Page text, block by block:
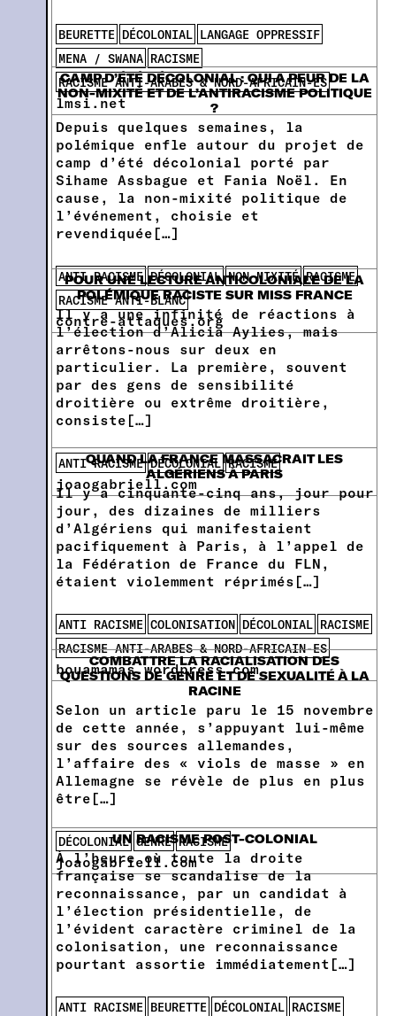
BEURETTE DÉCOLONIAL LANGAGE OPPRESSIF
MENA / SWANA RACISME
RACISME ANTI-ARABES & NORD-AFRICAIN-ES
lmsi.net
CAMP D’ÉTÉ DÉCOLONIAL : QUI A PEUR DE LA
NON-MIXITÉ ET DE L’ANTIRACISME POLITIQUE
?
Depuis quelques semaines, la
polémique enfle autour du projet de
camp d’été décolonial porté par
Sihame Assbague et Fania Noël. En
cause, la non-mixité politique de
l’événement, choisie et
revendiquée[…]
ANTI RACISME DÉCOLONIAL NON MIXITÉ RACISME
RACISME ANTI-BLANC
contre-attaques.org
POUR UNE LECTURE ANTICOLONIALE DE LA
POLÉMIQUE RACISTE SUR MISS FRANCE
Il y a une infinité de réactions à
l’élection d’Alicia Aylies, mais
arrêtons-nous sur deux en
particulier. La première, souvent
par des gens de sensibilité
droitière ou extrême droitière,
consiste[…]
ANTI RACISME DÉCOLONIAL RACISME
joaogabriell.com
QUAND LA FRANCE MASSACRAIT LES
ALGÉRIENS À PARIS
Il y a cinquante-cinq ans, jour pour
jour, des dizaines de milliers
d’Algériens qui manifestaient
pacifiquement à Paris, à l’appel de
la Fédération de France du FLN,
étaient violemment réprimés[…]
ANTI RACISME COLONISATION DÉCOLONIAL RACISME
RACISME ANTI-ARABES & NORD-AFRICAIN-ES
bouamamas.wordpress.com
COMBATTRE LA RACIALISATION DES
QUESTIONS DE GENRE ET DE SEXUALITÉ À LA
RACINE
Selon un article paru le 15 novembre
de cette année, s’appuyant lui-même
sur des sources allemandes,
l’affaire des « viols de masse » en
Allemagne se révèle de plus en plus
être[…]
DÉCOLONIAL GENRE RACISME
joaogabriell.com
UN RACISME POST-COLONIAL
À l’heure où toute la droite
française se scandalise de la
reconnaissance, par un candidat à
l’élection présidentielle, de
l’évident caractère criminel de la
colonisation, une reconnaissance
pourtant assortie immédiatement[…]
ANTI RACISME BEURETTE DÉCOLONIAL RACISME